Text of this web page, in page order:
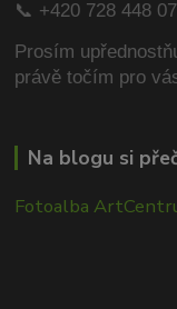
📞 +420 728 448
Prosím
právě točím pro
Na blogu si
Fotoalba